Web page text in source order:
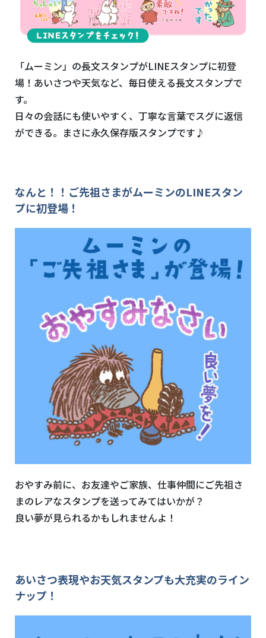
「ムーミン」の長文スタンプがLINEスタンプに初登
場！あいさつや天気など、毎日使える長文スタンプで
す。
日々の会話にも使いやすく、丁寧な言葉でスグに返信
ができる。まさに永久保存版スタンプです♪
なんと！！ご先祖さまがムーミンのLINEスタン
プに初登場！
おやすみ前に、お友達やご家族、仕事仲間にご先祖さ
まのレアなスタンプを送ってみてはいかが？
良い夢が見られるかもしれませんよ！
あいさつ表現やお天気スタンプも大充実のライン
ナップ！